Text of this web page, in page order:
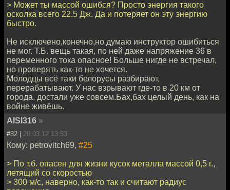
> Может ты массой ошибся? Просто энергия такого
осколка всего 22.5 Дж. Да и потеряет он эту энергию
быстро.
Не исключено,конечно,но думаю инструктор ошибиться
не мог. Т.Б. вещь такая, по ней даже напряжение 36 в
переменного тока опасное! Больше нигде не встречал,
но проверять как-то не хочется.
Молодцы всё таки белорусы разбирают,
перерабатывают. У нас взрывают где-то в 20 км от
города, достали уже совсем.Бах,бах целый день, как на
войне живёшь.
AISI316 »
#32 | 20.03.12 13:53
Кому: petrovitch69, #25
> По т.б. опасен для жизни кусок металла массой 0,5 г.,
летящий со скоростью
> 300 м/с, наверно, как-то так и считают радиус